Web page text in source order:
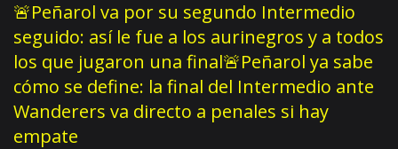
🚨Peñarol va por su segundo Intermedio
seguido: así le fue a los aurinegros y a todos
los que jugaron una final🚨Peñarol ya sabe
cómo se define: la final del Intermedio ante
Wanderers va directo a penales si hay
empate